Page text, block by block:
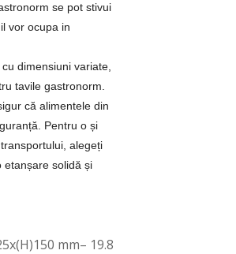
se pot stivui
vor ocupa in
dimensiuni variate,
tavile gastronorm.
că alimentele din
Pentru o și
alegeți
etanșare solidă și
mm– 19.8